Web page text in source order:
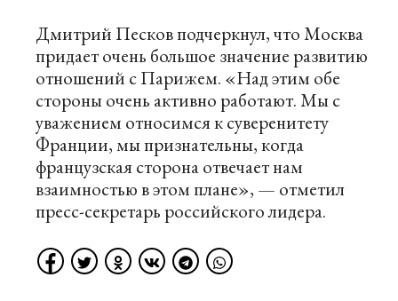
Дмитрий Песков подчеркнул, что Москва
придает очень большое значение развитию
отношений с Парижем. «Над этим обе
стороны очень активно работают. Мы с
уважением относимся к суверенитету
Франции, мы признательны, когда
французская сторона отвечает нам
взаимностью в этом плане», — отметил
пресс-секретарь российского лидера.